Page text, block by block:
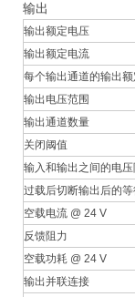
输出
输出额定电压
输出额定电流
每个输出通道的输出
输出电压范围
输出通道数量
关闭阈值
输入和输出之间的电
过载后切断输出后的
空载电流 @ 24 V
反馈阻力
空载功耗 @ 24 V
输出并联连接